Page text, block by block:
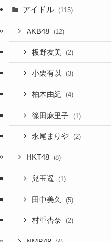
アイドル (115)
AKB48 (12)
板野友美 (2)
小栗有以 (3)
柏木由紀 (4)
篠田麻里子 (1)
永尾まりや (2)
HKT48 (8)
兒玉遥 (1)
田中美久 (5)
村重杏奈 (2)